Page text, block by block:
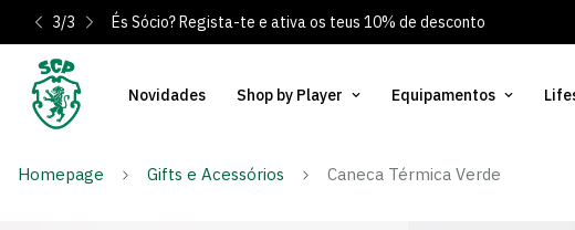
És Sócio? Regista-te e ativa os teus 10% de desconto
3/3
Novidades Shop by Player Equipamentos
Homepage Gifts e Acessórios Caneca Térmica Verde